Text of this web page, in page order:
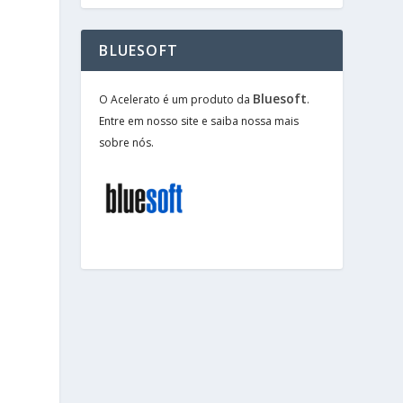
BLUESOFT
O Acelerato é um produto da Bluesoft.
Entre em nosso site e saiba nossa mais
sobre nós.